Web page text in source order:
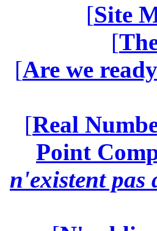
[Site
[
[Are we
[Real
Point
n'existent pas